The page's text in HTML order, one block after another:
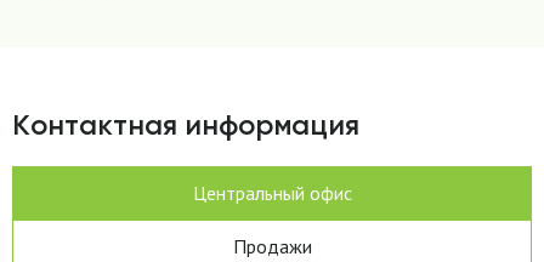
Контактная информация
Центральный офис
Продажи